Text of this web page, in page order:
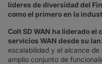
líderes de diversidad del
como el primero en la
Colt SD WAN ha liderado el
servicios WAN desde su
escalabilidad y el alcance
amplio conjunto de